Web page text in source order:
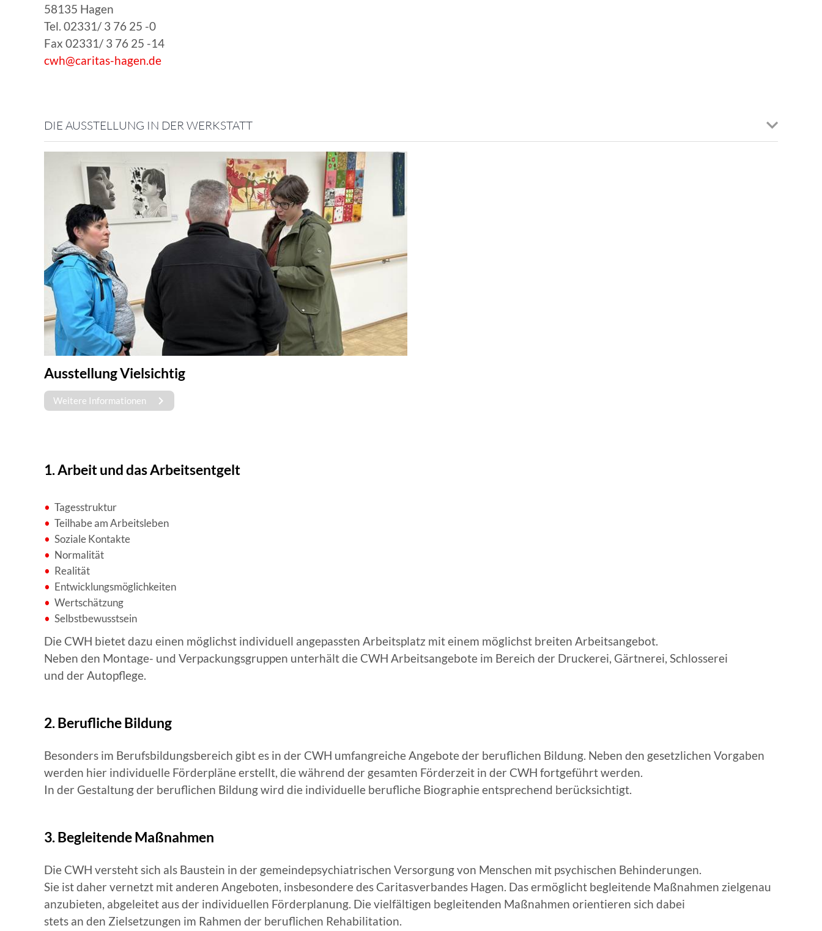
58135 Hagen
Tel. 02331/ 3 76 25 -0
Fax 02331/ 3 76 25 -14
cwh@caritas-hagen.de
DIE AUSSTELLUNG IN DER WERKSTATT
Ausstellung Vielsichtig
Weitere Informationen
1. Arbeit und das Arbeitsentgelt
Tagesstruktur
Teilhabe am Arbeitsleben
Soziale Kontakte
Normalität
Realität
Entwicklungsmöglichkeiten
Wertschätzung
Selbstbewusstsein
Die CWH bietet dazu einen möglichst individuell angepassten Arbeitsplatz mit einem möglichst breiten Arbeitsangebot.
Neben den Montage- und Verpackungsgruppen unterhält die CWH Arbeitsangebote im Bereich der Druckerei, Gärtnerei, Schlosserei
und der Autopflege.
2. Berufliche Bildung
Besonders im Berufsbildungsbereich gibt es in der CWH umfangreiche Angebote der beruflichen Bildung. Neben den gesetzlichen Vorgaben
werden hier individuelle Förderpläne erstellt, die während der gesamten Förderzeit in der CWH fortgeführt werden.
In der Gestaltung der beruflichen Bildung wird die individuelle berufliche Biographie entsprechend berücksichtigt.
3. Begleitende Maßnahmen
Die CWH versteht sich als Baustein in der gemeindepsychiatrischen Versorgung von Menschen mit psychischen Behinderungen.
Sie ist daher vernetzt mit anderen Angeboten, insbesondere des Caritasverbandes Hagen. Das ermöglicht begleitende Maßnahmen zielgenau
anzubieten, abgeleitet aus der individuellen Förderplanung. Die vielfältigen begleitenden Maßnahmen orientieren sich dabei
stets an den Zielsetzungen im Rahmen der beruflichen Rehabilitation.